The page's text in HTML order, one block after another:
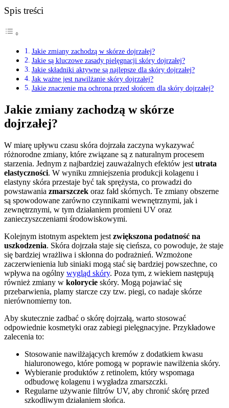
Spis treści
Jakie zmiany zachodzą w skórze dojrzałej?
Jakie są kluczowe zasady pielęgnacji skóry dojrzałej?
Jakie składniki aktywne są najlepsze dla skóry dojrzałej?
Jak ważne jest nawilżanie skóry dojrzałej?
Jakie znaczenie ma ochrona przed słońcem dla skóry dojrzałej?
Jakie zmiany zachodzą w skórze
dojrzałej?
W miarę upływu czasu skóra dojrzała zaczyna wykazywać
różnorodne zmiany, które związane są z naturalnym procesem
starzenia. Jednym z najbardziej zauważalnych efektów jest utrata
elastyczności. W wyniku zmniejszenia produkcji kolagenu i
elastyny skóra przestaje być tak sprężysta, co prowadzi do
powstawania zmarszczek oraz fałd skórnych. Te zmiany obszerne
są spowodowane zarówno czynnikami wewnętrznymi, jak i
zewnętrznymi, w tym działaniem promieni UV oraz
zanieczyszczeniami środowiskowymi.
Kolejnym istotnym aspektem jest zwiększona podatność na
uszkodzenia. Skóra dojrzała staje się cieńsza, co powoduje, że staje
się bardziej wrażliwa i skłonna do podrażnień. Wzmożone
zaczerwienienia lub siniaki mogą stać się bardziej powszechne, co
wpływa na ogólny wygląd skóry. Poza tym, z wiekiem następują
również zmiany w kolorycie skóry. Mogą pojawiać się
przebarwienia, plamy starcze czy tzw. piegi, co nadaje skórze
nierównomierny ton.
Aby skutecznie zadbać o skórę dojrzałą, warto stosować
odpowiednie kosmetyki oraz zabiegi pielęgnacyjne. Przykładowe
zalecenia to:
Stosowanie nawilżających kremów z dodatkiem kwasu
hialuronowego, które pomogą w poprawie nawilżenia skóry.
Wybieranie produktów z retinolem, który wspomaga
odbudowę kolagenu i wygładza zmarszczki.
Regularne używanie filtrów UV, aby chronić skórę przed
szkodliwym działaniem słońca.